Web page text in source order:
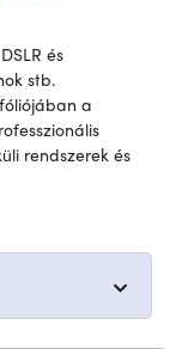
és
stb.
a
rendszerek és